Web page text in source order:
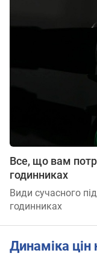
Все, що вам
годинниках
Види сучасного
годинниках
Динаміка цін